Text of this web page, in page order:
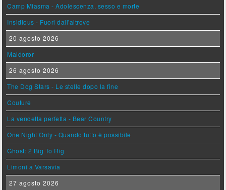
Camp Miasma - Adolescenza, sesso e morte
Insidious - Fuori dall'altrove
20 agosto 2026
Maldoror
26 agosto 2026
The Dog Stars - Le stelle dopo la fine
Couture
La vendetta perfetta - Bear Country
One Night Only - Quando tutto è possibile
Ghost: 2 Big To Rig
Limoni a Varsavia
27 agosto 2026